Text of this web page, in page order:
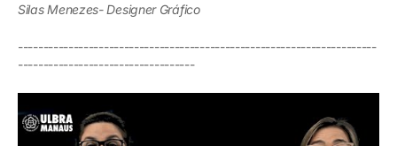
Silas Menezes- Designer Gráfico
-----------------------------------------------------------------------
-----------------------------------